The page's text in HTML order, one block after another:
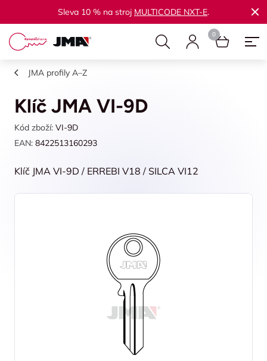
Sleva 10 % na stroj MULTICODE NXT-E.
JMA profily A–Z
Klíč JMA VI-9D
Kód zboží: VI-9D
EAN: 8422513160293
Klíč JMA VI-9D / ERREBI V18 / SILCA VI12